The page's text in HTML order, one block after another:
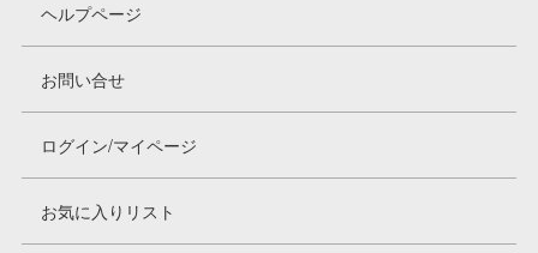
ヘルプページ
お問い合せ
ログイン/マイページ
お気に入りリスト